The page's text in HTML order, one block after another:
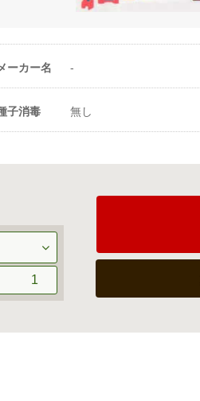
1a当たり播種量 4dl
1a当たり播種量
ーカー名 -
子消毒 無し